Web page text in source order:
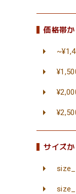
価格帯
サイズ